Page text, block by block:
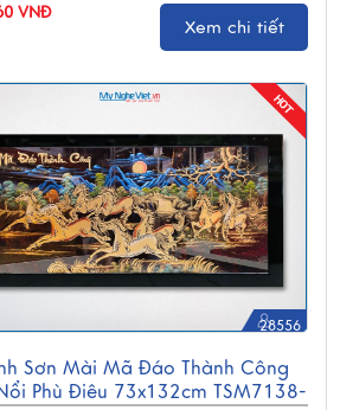
VNĐ
Xem chi tiết
28556
Sơn Mài Mã Đáo Thành Công
Phù Điêu 73x132cm TSM7138-